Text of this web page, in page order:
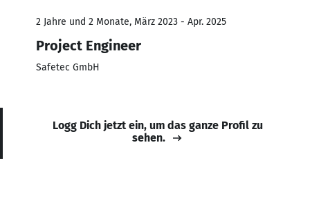
2 Jahre und 2 Monate, März 2023 - Apr. 2025
Project Engineer
Safetec GmbH
Logg Dich jetzt ein, um das ganze Profil zu
sehen.